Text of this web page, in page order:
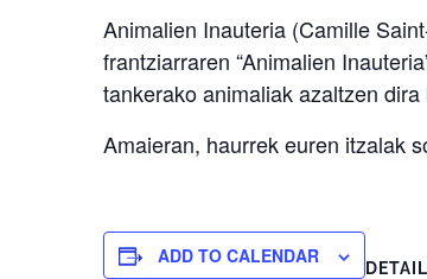
Animalien Inauteria (Camille
frantziarraren “Animalien
tankerako animaliak azaltzen
Amaieran, haurrek euren itzalak
ADD TO CALENDAR